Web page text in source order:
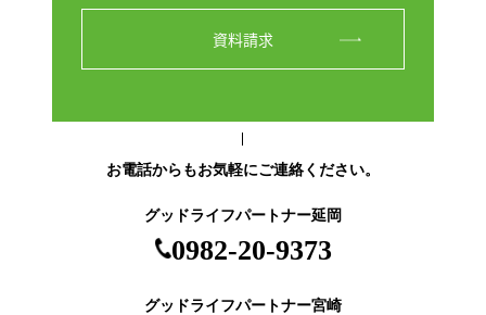
資料請求
お電話からもお気軽にご連絡ください。
グッドライフパートナー延岡
0982-20-9373
グッドライフパートナー宮崎